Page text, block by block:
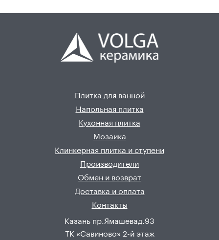
Плитка для ванной
Напольная плитка
Кухонная плитка
Мозаика
Клинкерная плитка и ступени
Производители
Обмен и возврат
Доставка и оплата
Контакты
Казань пр.Ямашевад.93
ТК «Савиново» 2-й этаж